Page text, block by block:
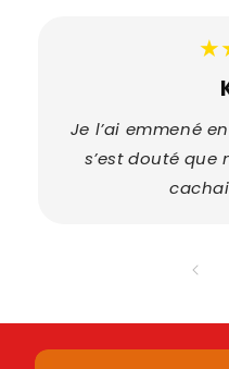
Je l’ai emmené
s’est douté